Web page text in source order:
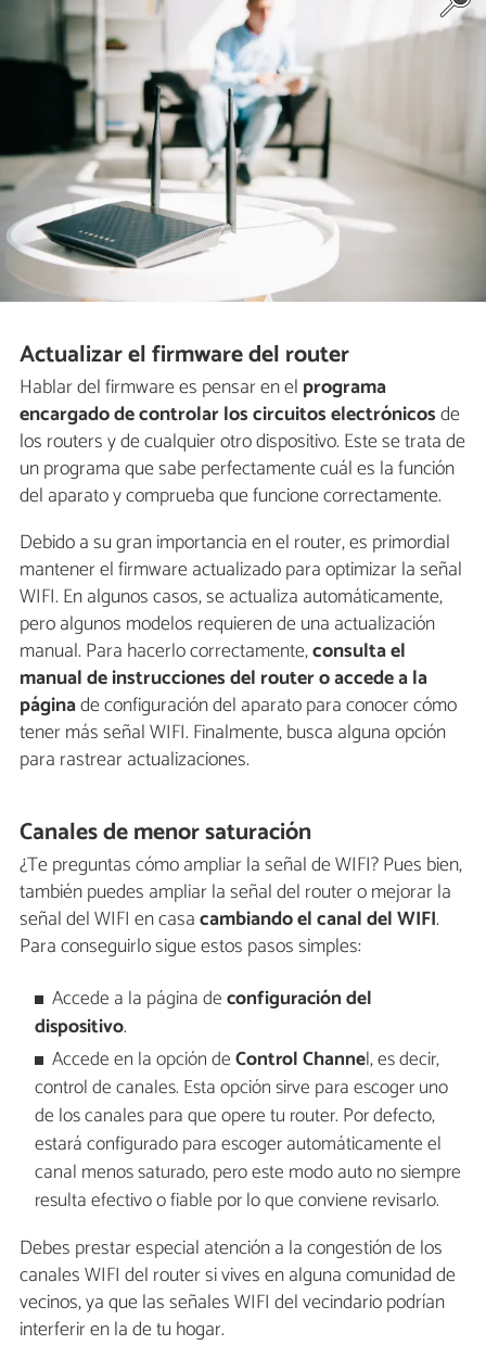
Actualizar el firmware del router
Hablar del firmware es pensar en el programa
encargado de controlar los circuitos electrónicosde
los routers y de cualquier otro dispositivo. Este se trata de
un programa que sabe perfectamente cuál es la función
del aparato y comprueba que funcione correctamente.
Debido a su gran importancia en el router, es primordial
mantener el firmware actualizado para optimizar la señal
WIFI. En algunos casos, se actualiza automáticamente,
pero algunos modelos requieren de una actualización
manual. Para hacerlo correctamente,consulta el
manual de instrucciones del router o accede a la
páginade configuración del aparato para conocer cómo
tener más señal WIFI. Finalmente, busca alguna opción
para rastrear actualizaciones.
Canales de menor saturación
¿Te preguntas cómo ampliar la señal de WIFI? Pues bien,
también puedes ampliar la señal del router o mejorar la
señal del WIFI en casacambiando el canal del WIFI.
Para conseguirlo sigue estos pasos simples:
Accede a la página deconfiguración del
dispositivo.
Accede en la opción deControl Channel, es decir,
control de canales. Esta opción sirve para escoger uno
de los canales para que opere tu router. Por defecto,
estará configurado para escoger automáticamente el
canal menos saturado, pero este modo auto no siempre
resulta efectivo o fiable por lo que conviene revisarlo.
Debes prestar especial atención a la congestión de los
canales WIFI del router si vives en alguna comunidad de
vecinos, ya que las señales WIFI del vecindario podrían
interferir en la de tu hogar.